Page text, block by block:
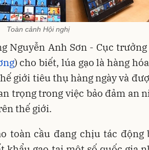
Toàn cảnh Hội nghị
Nguyễn Anh Sơn - Cục
) cho biết, lúa gạo là hàng
giới tiêu thụ hàng ngày và
trọng trong việc bảo đảm an
thế giới.
toàn cầu đang chịu tác động